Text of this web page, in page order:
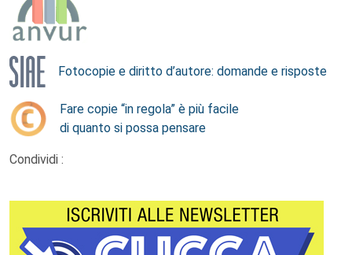
Fotocopie e diritto d’autore: domande e risposte
Fare copie “in regola” è più facile
di quanto si possa pensare
Condividi :